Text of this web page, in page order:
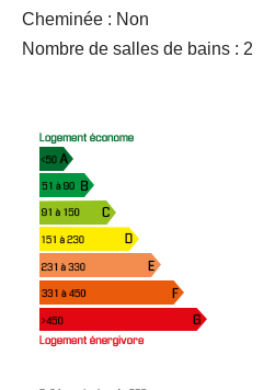
Cheminée : Non
Nombre de salles de bains : 2